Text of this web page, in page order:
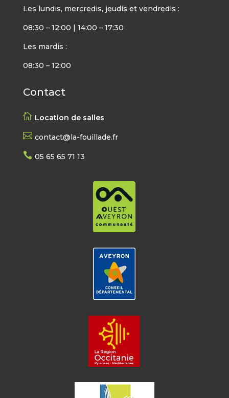
Les lundis, mercredis, jeudis et vendredis :
08:30 – 12:00 | 14:00 – 17:30
Les mardis :
08:30 – 12:00
Contact
 Location de salles
 contact@la-fouillade.fr
 05 65 65 71 13